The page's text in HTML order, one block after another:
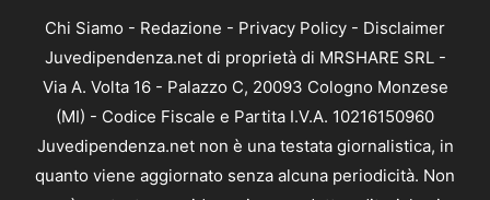
Chi Siamo - Redazione - Privacy Policy - Disclaimer
Juvedipendenza.net di proprietà di MRSHARE SRL -
Via A. Volta 16 - Palazzo C, 20093 Cologno Monzese
(MI) - Codice Fiscale e Partita I.V.A. 10216150960
Juvedipendenza.net non è una testata giornalistica, in
quanto viene aggiornato senza alcuna periodicità. Non